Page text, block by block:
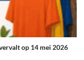
op 14 mei 2026